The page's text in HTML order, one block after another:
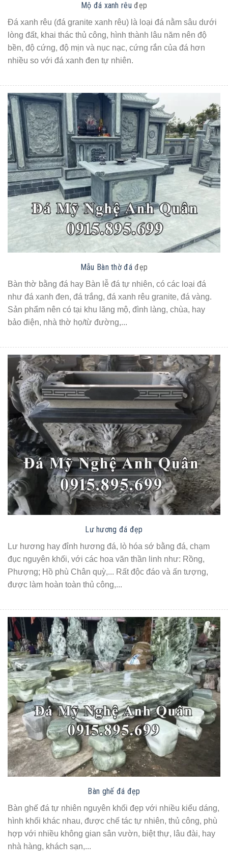
Mộ đá xanh rêu đẹp
Đá xanh rêu (đá granite xanh rêu) là loại đá nằm sâu dưới
lòng đất, khai thác thủ công, hình thành lâu năm nên độ
bền, độ cứng, độ mịn và nục nạc, cứng rắn của đá hơn
nhiều so với đá xanh đen tự nhiên.
Mẫu Bàn thờ đá đẹp
Bàn thờ bằng đá hay Bàn lễ đá tự nhiên, có các loại đá
như đá xanh đen, đá trắng, đá xanh rêu granite, đá vàng.
Sản phẩm nên có tại khu lăng mộ, đình làng, chùa, hay
bảo điện, nhà thờ họ/từ đường,...
Lư hương đá đẹp
Lư hương hay đỉnh hương đá, lò hóa sớ bằng đá, chạm
đục nguyên khối, với các hoa văn thần linh như: Rồng,
Phượng; Hồ phù Chân quỳ,... Rất độc đáo và ấn tượng,
được làm hoàn toàn thủ công,...
Bàn ghế đá đẹp
Bàn ghế đá tự nhiên nguyên khối đẹp với nhiều kiểu dáng,
hình khối khác nhau, được chế tác tự nhiên, thủ công, phù
hợp với nhiều không gian sân vườn, biệt thự, lâu đài, hay
nhà hàng, khách sạn,...